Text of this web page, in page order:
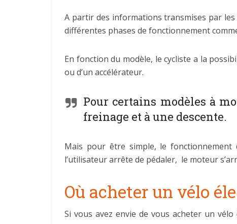
A partir des informations transmises par
différentes phases de fonctionnement
En fonction du modèle, le cycliste a la
ou d’un accélérateur.
Pour certains modèles à
freinage et à une descente.
Mais pour être simple, le fonctionnement
l’utilisateur arrête de pédaler, le moteur
Où acheter un vélo
Si vous avez envie de vous acheter un